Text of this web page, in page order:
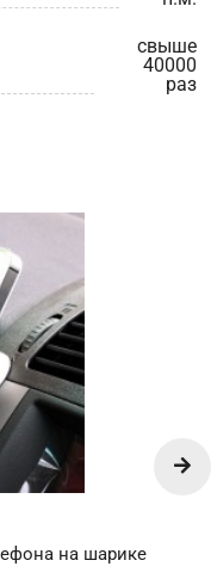
свыше
40000
раз
на шарике